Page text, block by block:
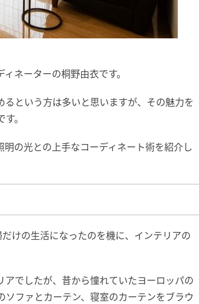
ネーターの桐野由衣です。
という方は多いと思いますが、その魅力を
。
の光との上手なコーディネート術を紹介し
けの生活になったのを機に、インテリアの
でしたが、昔から憧れていたヨーロッパの
ファとカーテン、寝室のカーテンをブラウ